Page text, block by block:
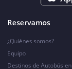
Reservamos
¿Quiénes somos?
Equipo
Destinos de Autobús en